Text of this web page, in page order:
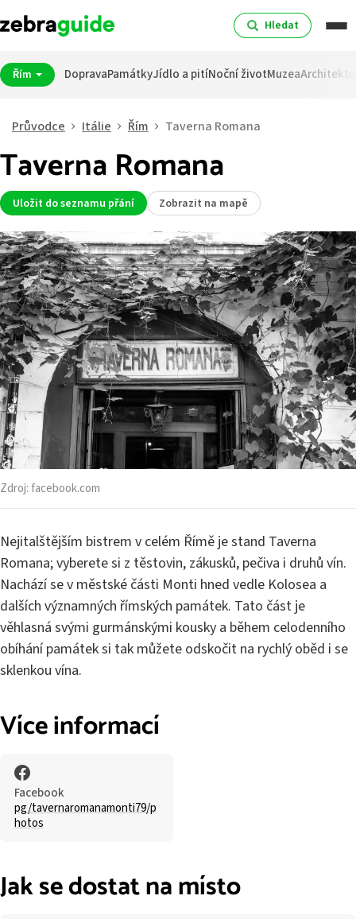
Hledat
Řím DopravaPamátkyJídlo a pitíNoční životMuzea
Průvodce Itálie Řím Taverna Romana
Taverna Romana
Uložit do seznamu přání Zobrazit na mapě
Zdroj:facebook.com
Nejitalštějším bistrem v celém Římě je stand Taverna
Romana; vyberete si z těstovin, zákusků, pečiva i druhů vín.
Nachází se v městské části Monti hned vedle Kolosea a
dalších významných římských památek. Tato část je
věhlasná svými gurmánskými kousky a během celodenního
obíhání památek si tak můžete odskočit na rychlý oběd i se
sklenkou vína.
Více informací
Facebook
pg/tavernaromanamonti79/p
hotos
Jak se dostat na místo